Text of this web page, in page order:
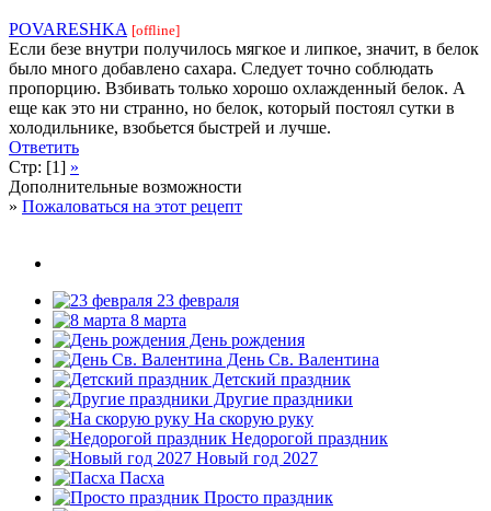
POVARESHKA [offline]
Если безе внутри получилось мягкое и липкое, значит, в белок
было много добавлено сахара. Следует точно соблюдать
пропорцию. Взбивать только хорошо охлажденный белок. А
еще как это ни странно, но белок, который постоял сутки в
холодильнике, взобьется быстрей и лучше.
Ответить
Стр: [1] »
Дополнительные возможности
» Пожаловаться на этот рецепт
23 февраля
8 марта
День рождения
День Св. Валентина
Детский праздник
Другие праздники
На скорую руку
Недорогой праздник
Новый год 2027
Пасха
Просто праздник